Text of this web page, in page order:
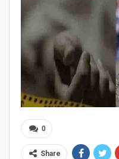
0
Share